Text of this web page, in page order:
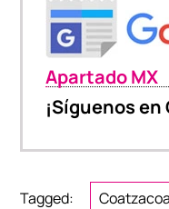
Apartado MX
¡Síguenos en
Tagged: